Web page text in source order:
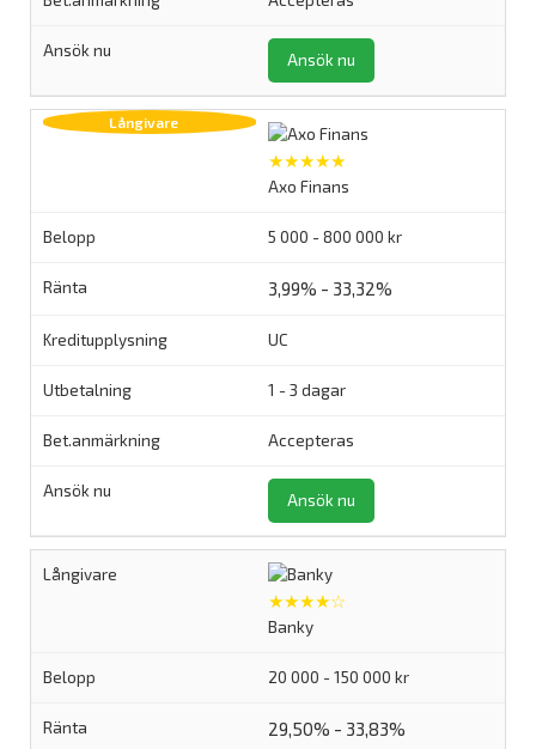
Ansök nu
★★★★★
Axo Finans
5 000 - 800 000 kr
3,99% - 33,32%
UC
1 - 3 dagar
Accepteras
Ansök nu
★★★★☆
Banky
20 000 - 150 000 kr
29,50% - 33,83%